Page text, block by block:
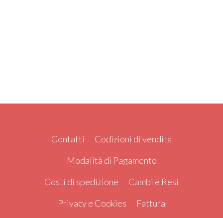
Contatti
Codizioni di vendita
Modalità di Pagamento
Costi di spedizione
Cambi e Resi
Privacy e Cookies
Fattura